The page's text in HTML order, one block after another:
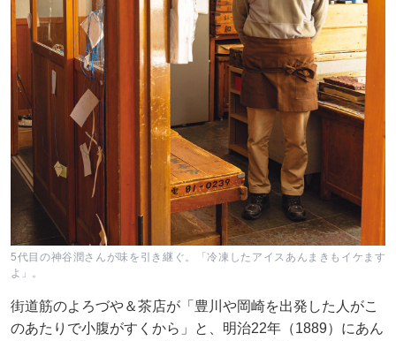
5代目の神谷潤さんが味を引き継ぐ。「冷凍したアイスあんまきもイケます
よ」。
街道筋のよろづや＆茶店が「豊川や岡崎を出発した人がこ
のあたりで小腹がすくから」と、明治22年（1889）にあん